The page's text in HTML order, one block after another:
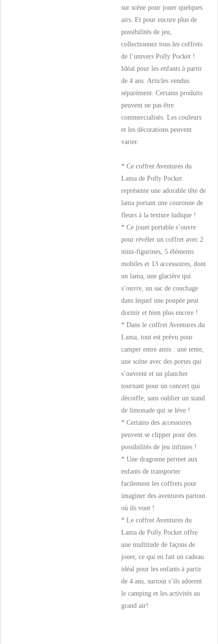
sur scène pour jouer quelques
airs. Et pour encore plus de
possibilités de jeu,
collectionnez tous les coffrets
de l’univers Polly Pocket !
Idéal pour les enfants à partir
de 4 ans. Articles vendus
séparément. Certains produits
peuvent ne pas être
commercialisés. Les couleurs
et les décorations peuvent
varier.
* Ce coffret Aventures du
Lama de Polly Pocket
représente une adorable tête de
lama portant une couronne de
fleurs à la texture ludique !
* Ce jouet portable s’ouvre
pour révéler un coffret avec 2
mini-figurines, 5 éléments
mobiles et 13 accessoires, dont
un lama, une glacière qui
s’ouvre, un sac de couchage
dans lequel une poupée peut
dormir et bien plus encore !
* Dans le coffret Aventures du
Lama, tout est prévu pour
camper entre amis : une tente,
une scène avec des portes qui
s’ouvrent et un plancher
tournant pour un concert qui
décoiffe, sans oublier un stand
de limonade qui se lève !
* Certains des accessoires
peuvent se clipper pour des
possibilités de jeu infinies !
* Une dragonne permet aux
enfants de transporter
facilement les coffrets pour
imaginer des aventures partout
où ils vont !
* Le coffret Aventures du
Lama de Polly Pocket offre
une multitude de façons de
jouer, ce qui en fait un cadeau
idéal pour les enfants à partir
de 4 ans, surtout s’ils adorent
le camping et les activités au
grand air!